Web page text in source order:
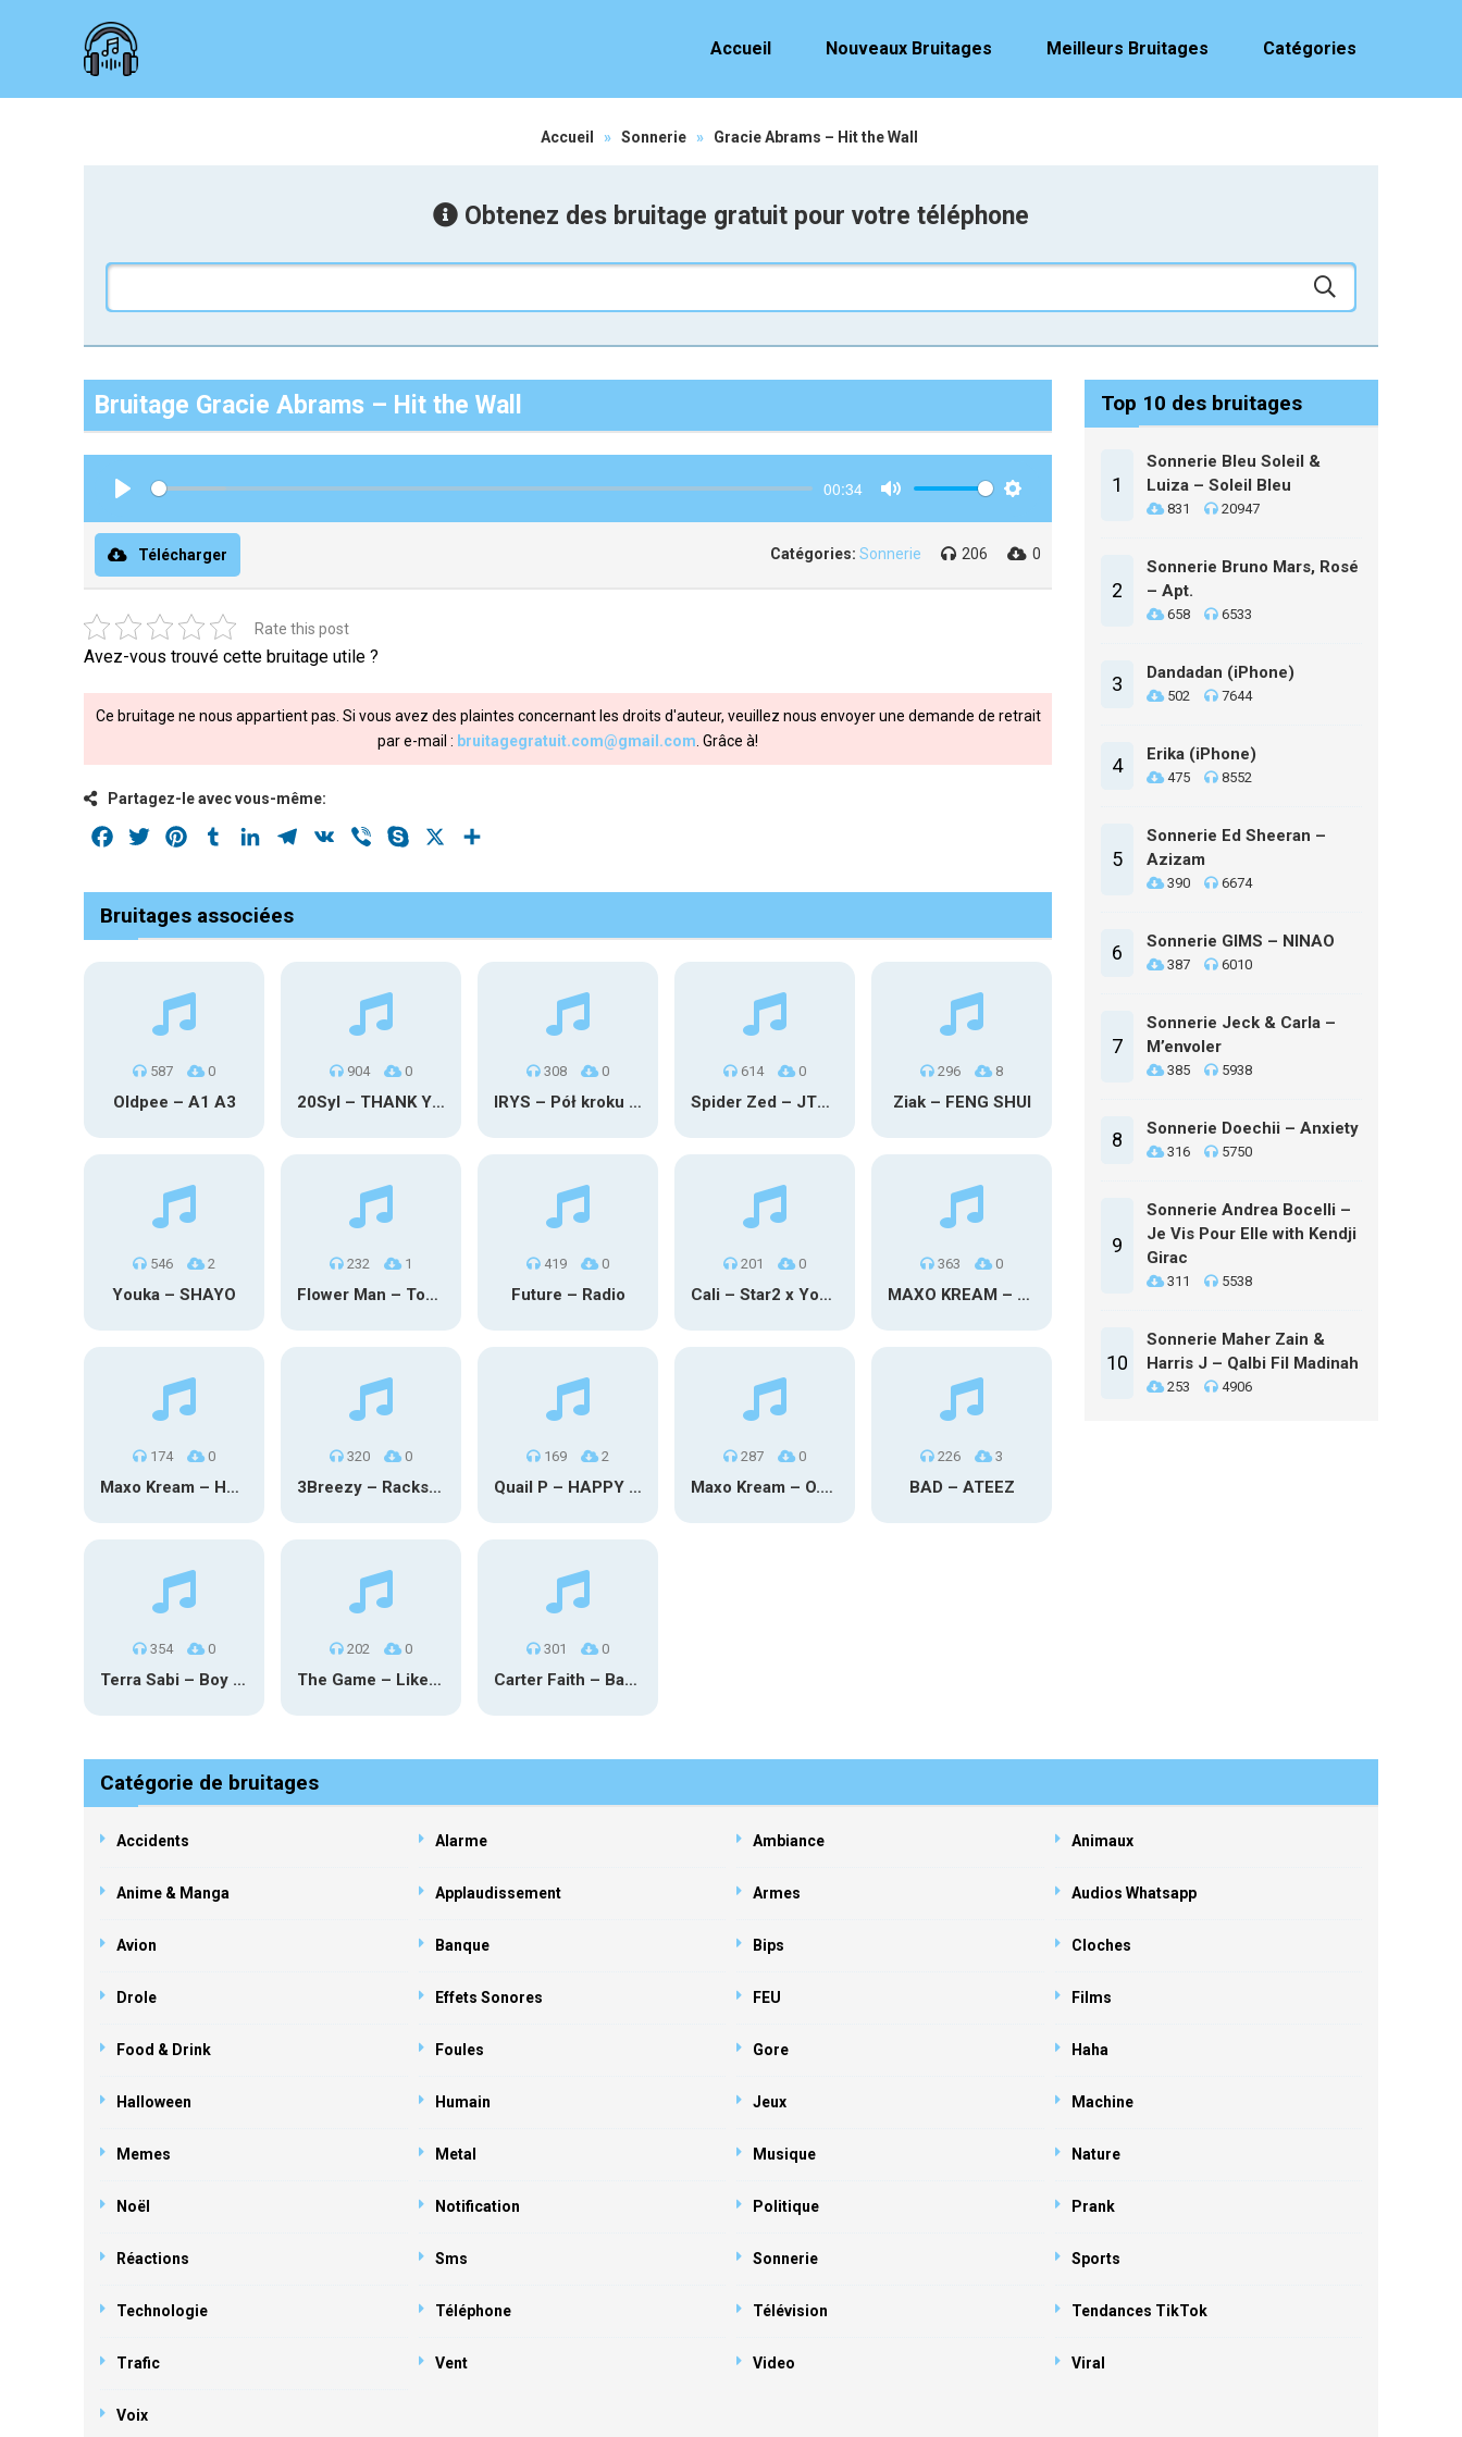
Accueil Nouveaux Bruitages Meilleurs Bruitages Catégories
Accueil » Sonnerie » Gracie Abrams – Hit the Wall
Obtenez des bruitage gratuit pour votre téléphone
Bruitage Gracie Abrams – Hit the Wall
00:34
Télécharger Catégories: Sonnerie 206 0
Rate this post
Avez-vous trouvé cette bruitage utile ?
Ce bruitage ne nous appartient pas. Si vous avez des plaintes concernant les droits d'auteur, veuillez nous envoyer une demande de retrait
par e-mail : bruitagegratuit.com@gmail.com . Grâce à!
Partagez-le avec vous-même:
Facebook
Twitter PinterestTumblrLinkedInTelegram
VK Viber Skype
Bruitages associées
587 0
Oldpee – A1 A3
904 0
20Syl – THANK YOU
308 0
IRYS – Pół kroku stąd
614 0
Spider Zed – JTM OU TG
296 8
Ziak – FENG SHUI
546 2
Youka – SHAYO
232 1
Flower Man – Toby Fox
419 0
Future – Radio
201 0
Cali – Star2 x Young Henny
363 0
MAXO KREAM – 6 MONTHS CLEAN
174 0
Maxo Kream – HOW TF I’M LUCKY
320 0
3Breezy – Racks On You
169 2
Quail P – HAPPY TEARS
287 0
Maxo Kream – O.Y.N
226 3
BAD – ATEEZ
354 0
Terra Sabi – Boy Game X Marcia Cruz
202 0
The Game – Like Father Like Daughter
301 0
Carter Faith – Bar Star Vevo
Top 10 des bruitages
1
Sonnerie Bleu Soleil &
Luiza – Soleil Bleu
831 20947
2
Sonnerie Bruno Mars, Rosé
– Apt.
658 6533
3 Dandadan (iPhone)
502 7644
4 Erika (iPhone)
475 8552
5
Sonnerie Ed Sheeran –
Azizam
390 6674
6 Sonnerie GIMS – NINAO
387 6010
7
Sonnerie Jeck & Carla –
M’envoler
385 5938
8 Sonnerie Doechii – Anxiety
316 5750
9
Sonnerie Andrea Bocelli –
Je Vis Pour Elle with Kendji
Girac
311 5538
10
Sonnerie Maher Zain &
Harris J – Qalbi Fil Madinah
253 4906
Catégorie de bruitages
Accidents Alarme Ambiance Animaux
Anime & Manga Applaudissement Armes Audios Whatsapp
Avion Banque Bips Cloches
Drole Effets Sonores FEU Films
Food & Drink Foules Gore Haha
Halloween Humain Jeux Machine
Memes Metal Musique Nature
Noël Notification Politique Prank
Réactions Sms Sonnerie Sports
Technologie Téléphone Télévision Tendances TikTok
Trafic Vent Video Viral
Voix